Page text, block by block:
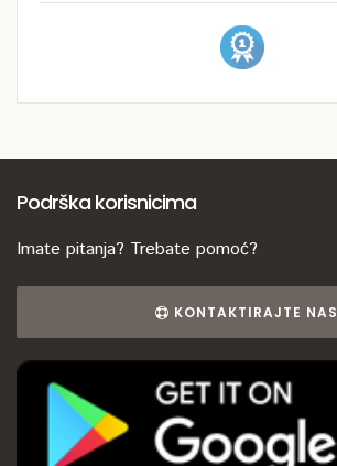
Podrška korisnicima
Imate pitanja? Trebate pomoć?
KONTAKTIRAJTE NAS